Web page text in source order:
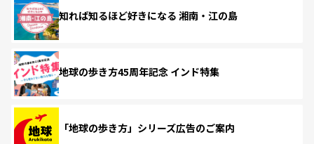
知れば知るほど好きになる 湘南・江の島
地球の歩き方45周年記念 インド特集
「地球の歩き方」シリーズ広告のご案内